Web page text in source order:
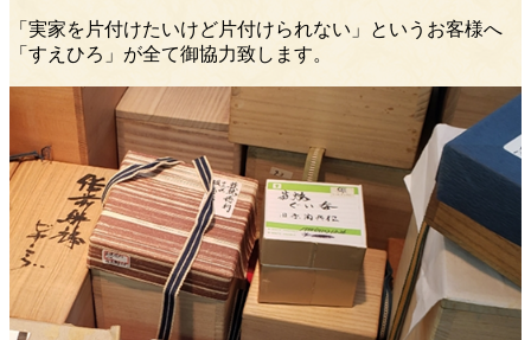
「実家を片付けたいけど片付けられない」というお客様へ
「すえひろ」が全て御協力致します。